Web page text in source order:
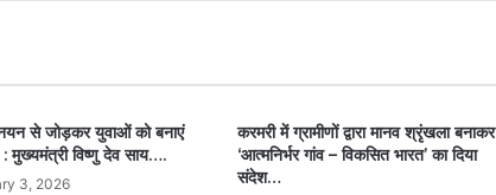
से जोड़कर युवाओं को बनाएं
: मुख्यमंत्री विष्णु देव साय….
3, 2026
करमरी में ग्रामीणों द्वारा मानव श्रृंखला बनाकर
‘आत्मनिर्भर गांव – विकसित भारत’ का दिया
संदेश…